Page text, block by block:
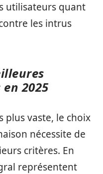
utilisateurs quant
les intrus
2025
plus vaste, le choix
nécessite de
critères. En
représentent